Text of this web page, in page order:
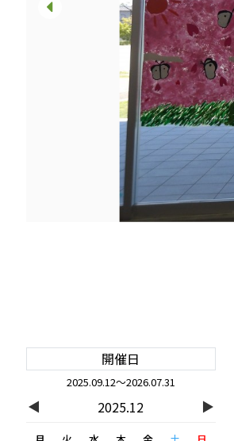
開催日
2025.09.12～2026.07.31
◀ 2025.12 ▶